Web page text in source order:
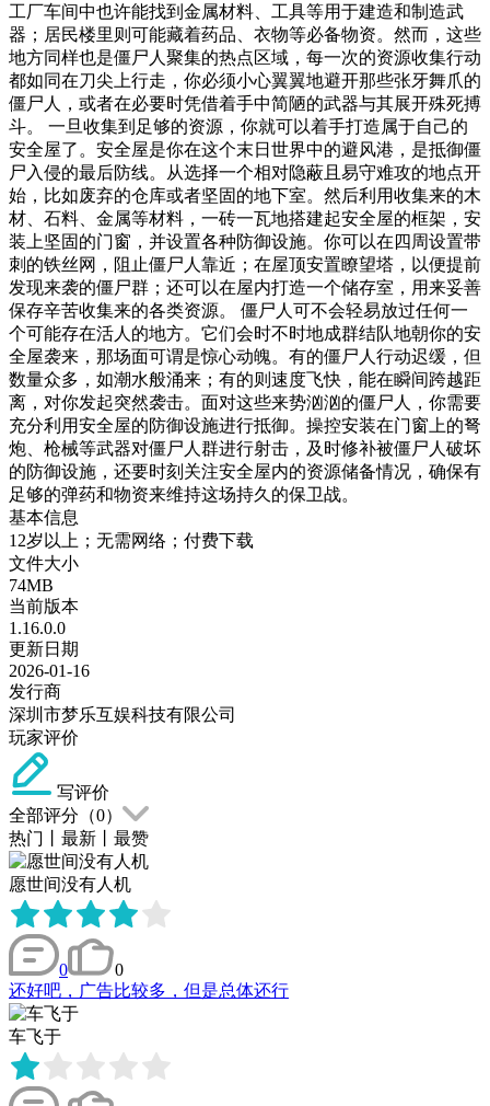
工厂车间中也许能找到金属材料、工具等用于建造和制造武
器；居民楼里则可能藏着药品、衣物等必备物资。然而，这些
地方同样也是僵尸人聚集的热点区域，每一次的资源收集行动
都如同在刀尖上行走，你必须小心翼翼地避开那些张牙舞爪的
僵尸人，或者在必要时凭借着手中简陋的武器与其展开殊死搏
斗。 一旦收集到足够的资源，你就可以着手打造属于自己的
安全屋了。安全屋是你在这个末日世界中的避风港，是抵御僵
尸入侵的最后防线。从选择一个相对隐蔽且易守难攻的地点开
始，比如废弃的仓库或者坚固的地下室。然后利用收集来的木
材、石料、金属等材料，一砖一瓦地搭建起安全屋的框架，安
装上坚固的门窗，并设置各种防御设施。你可以在四周设置带
刺的铁丝网，阻止僵尸人靠近；在屋顶安置瞭望塔，以便提前
发现来袭的僵尸群；还可以在屋内打造一个储存室，用来妥善
保存辛苦收集来的各类资源。 僵尸人可不会轻易放过任何一
个可能存在活人的地方。它们会时不时地成群结队地朝你的安
全屋袭来，那场面可谓是惊心动魄。有的僵尸人行动迟缓，但
数量众多，如潮水般涌来；有的则速度飞快，能在瞬间跨越距
离，对你发起突然袭击。面对这些来势汹汹的僵尸人，你需要
充分利用安全屋的防御设施进行抵御。操控安装在门窗上的弩
炮、枪械等武器对僵尸人群进行射击，及时修补被僵尸人破坏
的防御设施，还要时刻关注安全屋内的资源储备情况，确保有
足够的弹药和物资来维持这场持久的保卫战。
基本信息
12岁以上；无需网络；付费下载
文件大小
74MB
当前版本
1.16.0.0
更新日期
2026-01-16
发行商
深圳市梦乐互娱科技有限公司
玩家评价
写评价
全部评分（0）
热门
最新 最赞
愿世间没有人机
0
0
还好吧，广告比较多，但是总体还行
车飞于